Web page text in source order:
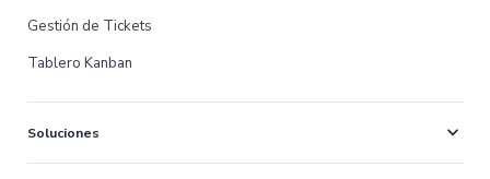
Gestión de Tickets
Tablero Kanban
Soluciones expand_more